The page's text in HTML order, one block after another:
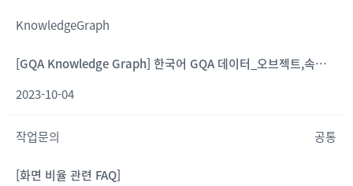
KnowledgeGraph
[GQA Knowledge Graph] 한국어 GQA 데이터_오브젝트,속성,관계
2023-10-04
작업문의 공통
[화면 비율 관련 FAQ]